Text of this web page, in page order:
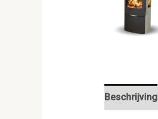
Beschrijving